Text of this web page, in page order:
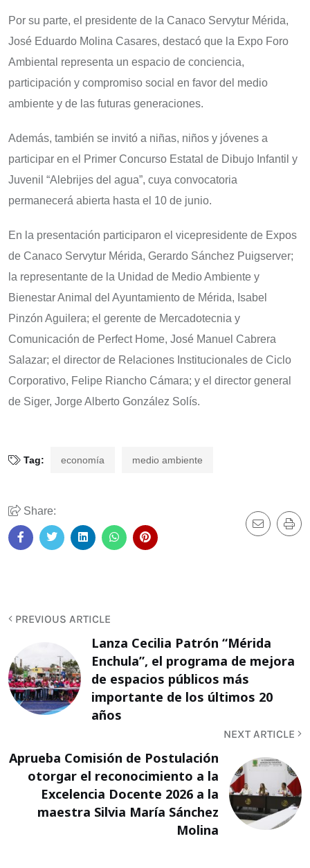
Por su parte, el presidente de la Canaco Servytur Mérida,
José Eduardo Molina Casares, destacó que la Expo Foro
Ambiental representa un espacio de conciencia,
participación y compromiso social en favor del medio
ambiente y de las futuras generaciones.
Además, también se invitó a niñas, niños y jóvenes a
participar en el Primer Concurso Estatal de Dibujo Infantil y
Juvenil “Alebrijes del agua”, cuya convocatoria
permanecerá abierta hasta el 10 de junio.
En la presentación participaron el vicepresidente de Expos
de Canaco Servytur Mérida, Gerardo Sánchez Puigserver;
la representante de la Unidad de Medio Ambiente y
Bienestar Animal del Ayuntamiento de Mérida, Isabel
Pinzón Aguilera; el gerente de Mercadotecnia y
Comunicación de Perfect Home, José Manuel Cabrera
Salazar; el director de Relaciones Institucionales de Ciclo
Corporativo, Felipe Riancho Cámara; y el director general
de Siger, Jorge Alberto González Solís.
Tag: economía medio ambiente
Share:
PREVIOUS ARTICLE
Lanza Cecilia Patrón “Mérida
Enchula”, el programa de mejora
de espacios públicos más
importante de los últimos 20
años
NEXT ARTICLE
Aprueba Comisión de Postulación
otorgar el reconocimiento a la
Excelencia Docente 2026 a la
maestra Silvia María Sánchez
Molina